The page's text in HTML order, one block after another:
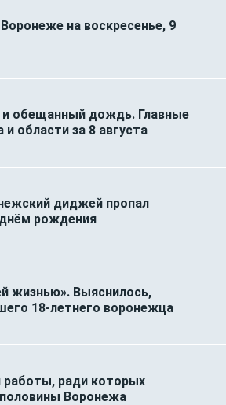
на воскресенье, 9
обещанный дождь. Главные
области за 8 августа
диджей пропал
рождения
жизнью». Выяснилось,
18-летнего воронежца
работы, ради которых
Воронежа